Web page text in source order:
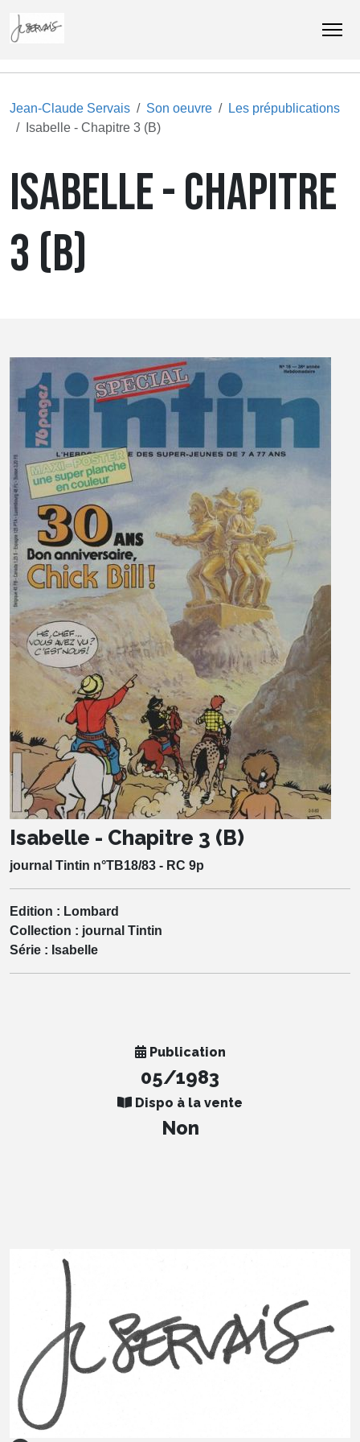
Jean-Claude Servais Son oeuvre
Les prépublications
Isabelle - Chapitre 3 (B)
ISABELLE - CHAPITRE
3 (B)
Isabelle - Chapitre 3 (B)
journal Tintin n°TB18/83 - RC 9p
Edition : Lombard
Collection : journal Tintin
Série : Isabelle
Publication
05/1983
Dispo à la vente
Non